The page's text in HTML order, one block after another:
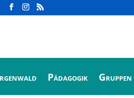
Pädagogik Gruppen